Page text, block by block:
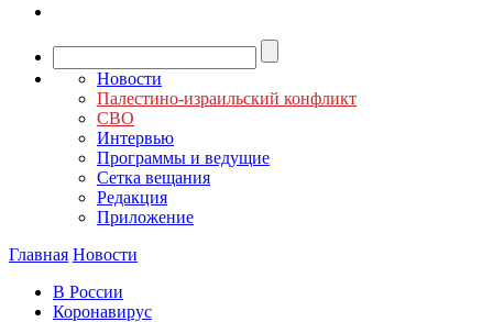
Новости
Палестино-израильский конфликт
СВО
Интервью
Программы и ведущие
Сетка вещания
Редакция
Приложение
Главная Новости
В России
Коронавирус